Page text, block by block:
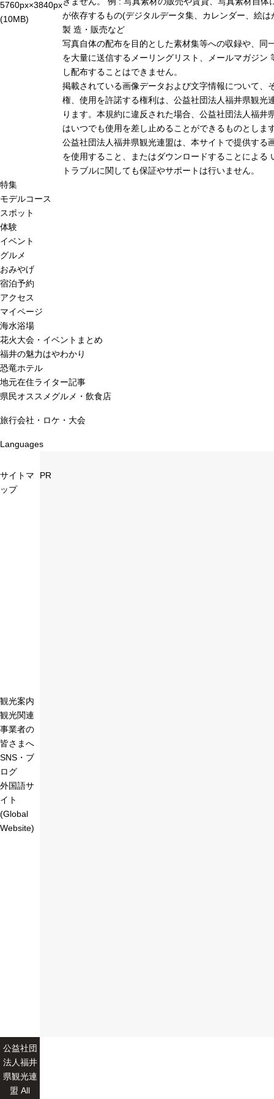
5760px×3840px
(10MB)
が依存するもの(デジタルデータ集、カレンダー、絵は
製 造・販売など
写真自体の配布を目的とした素材集等への収録や、同
を大量に送信するメーリングリスト、メールマガジン
し配布することはできません。
掲載されている画像データおよび文字情報について、
権、使用を許諾する権利は、公益社団法人福井県観光
ります。本規約に違反された場合、公益社団法人福井
はいつでも使用を差し止めることができるものとしま
公益社団法人福井県観光連盟は、本サイトで提供する
を使用すること、またはダウンロードすることによる
トラブルに関しても保証やサポートは行いません。
特集
モデルコース
スポット
体験
イベント
グルメ
おみやげ
宿泊予約
アクセス
マイページ
海水浴場
花火大会・イベントまとめ
福井の魅力はやわかり
恐竜ホテル
地元在住ライター記事
県民オススメグルメ・飲食店
旅行会社・ロケ・大会
Languages
サイトマ
ップ
観光案内
観光関連
事業者の
皆さまへ
SNS・ブ
ログ
外国語サ
イト
(Global
Website)
PR
公益社団
法人福井
県観光連
盟 All